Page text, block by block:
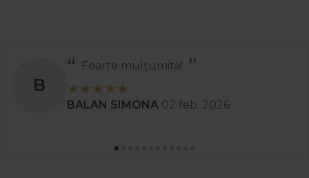
B
Foarte mulțumită!
BALAN SIMONA 02 feb. 2026